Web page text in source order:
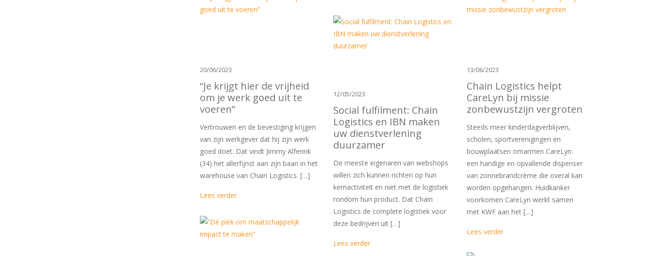
20/06/2023
“Je krijgt hier de vrijheid
om je werk goed uit te
voeren”
Vertrouwen en de bevestiging krijgen
van zijn werkgever dat hij zijn werk
goed doet. Dat vindt Jimmy Alferink
(34) het allerfijnst aan zijn baan in het
warehouse van Chain Logistics. […]
Lees verder
13/06/2023
Chain Logistics helpt
CareLyn bij missie
zonbewustzijn vergroten
Steeds meer kinderdagverblijven,
scholen, sportverenigingen en
bouwplaatsen omarmen CareLyn:
een handige en opvallende dispenser
van zonnebrandcrème die overal kan
worden opgehangen. Huidkanker
voorkomen CareLyn werkt samen
met KWF aan het […]
Lees verder
12/05/2023
Social fulfilment: Chain
Logistics en IBN maken
uw dienstverlening
duurzamer
De meeste eigenaren van webshops
willen zich kunnen richten op hun
kernactiviteit en niet met de logistiek
rondom hun product. Dat Chain
Logistics de complete logistiek voor
deze bedrijven uit […]
Lees verder